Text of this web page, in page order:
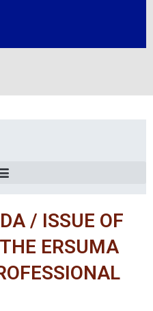
/ ISSUE OF
ERSUMA